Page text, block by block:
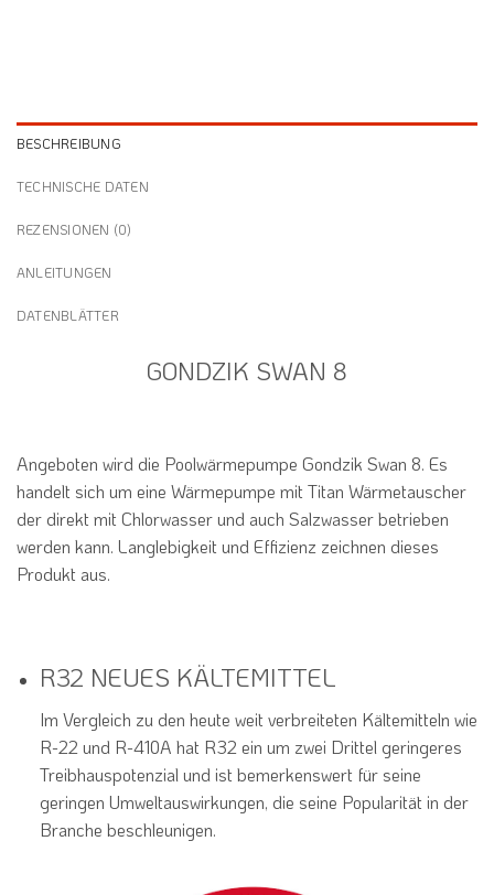
BESCHREIBUNG
TECHNISCHE DATEN
REZENSIONEN (0)
ANLEITUNGEN
DATENBLÄTTER
GONDZIK SWAN 8
Angeboten wird die Poolwärmepumpe Gondzik Swan 8. Es
handelt sich um eine Wärmepumpe mit Titan Wärmetauscher
der direkt mit Chlorwasser und auch Salzwasser betrieben
werden kann. Langlebigkeit und Effizienz zeichnen dieses
Produkt aus.
R32 NEUES KÄLTEMITTEL
Im Vergleich zu den heute weit verbreiteten Kältemitteln wie
R-22 und R-410A hat R32 ein um zwei Drittel geringeres
Treibhauspotenzial und ist bemerkenswert für seine
geringen Umweltauswirkungen, die seine Popularität in der
Branche beschleunigen.